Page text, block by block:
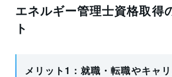
エネルギー管理士資格取得
ト
メリット1：就職・転職やキャ